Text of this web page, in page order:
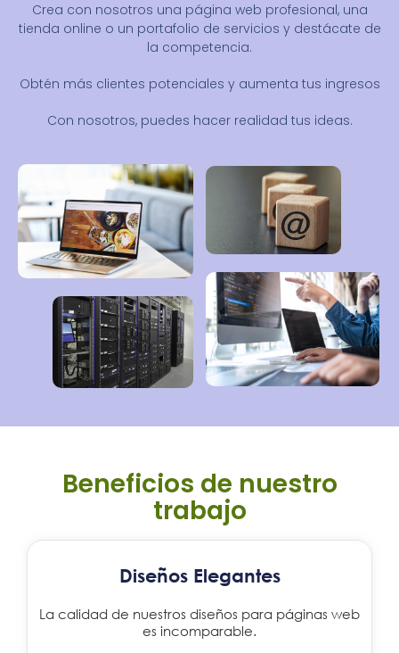
Crea con nosotros una página web profesional, una
tienda online o un portafolio de servicios y destácate de
la competencia.
Obtén más clientes potenciales y aumenta tus ingresos
Con nosotros, puedes hacer realidad tus ideas.
Beneficios de nuestro
trabajo
Diseños Elegantes
La calidad de nuestros diseños para páginas web
es incomparable.